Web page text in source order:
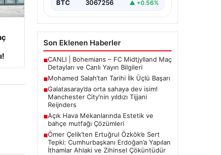
BTC 3067256 ▲ +0.56%
Son Eklenen Haberler
■CANLI | Bohemians – FC Midtjylland Maç
Detayları ve Canlı Yayın Bilgileri
■Mohamed Salah’tan Tarihi İlk Üçlü Başarı
■Galatasaray’da orta sahaya dev isim!
Manchester City’nin yıldızı Tijjani
Reijnders
■Açık Hava Mekanlarında Estetik ve
bahçe mutfağı Çözümleri
■Ömer Çelik’ten Ertuğrul Özkök’e Sert
Tepki: Cumhurbaşkanı Erdoğan’a Yapılan
İthamlar Ahlaki ve Zihinsel Çöküntüdür